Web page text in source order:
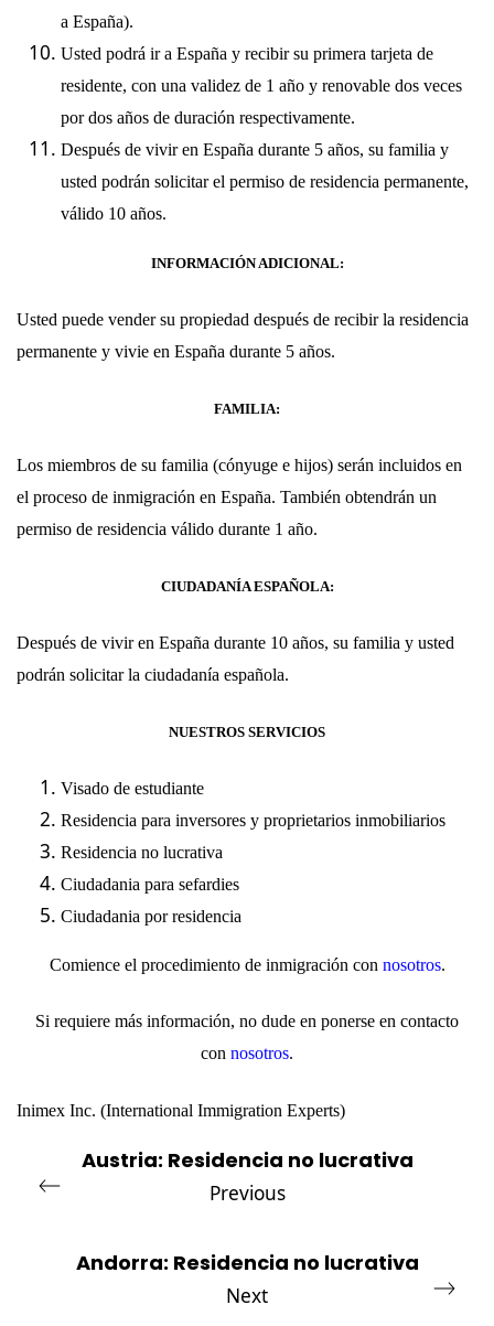
a España).
Usted podrá ir a España y recibir su primera tarjeta de
residente, con una validez de 1 año y renovable dos veces
por dos años de duración respectivamente.
Después de vivir en España durante 5 años, su familia y
usted podrán solicitar el permiso de residencia permanente,
válido 10 años.
INFORMACIÓN ADICIONAL:
Usted puede vender su propiedad después de recibir la residencia
permanente y vivie en España durante 5 años.
FAMILIA:
Los miembros de su familia (cónyuge e hijos) serán incluidos en
el proceso de inmigración en España. También obtendrán un
permiso de residencia válido durante 1 año.
CIUDADANÍA ESPAÑOLA:
Después de vivir en España durante 10 años, su familia y usted
podrán solicitar la ciudadanía española.
NUESTROS SERVICIOS
Visado de estudiante
Residencia para inversores y proprietarios inmobiliarios
Residencia no lucrativa
Ciudadania para sefardies
Ciudadania por residencia
Comience el procedimiento de inmigración con nosotros.
Si requiere más información, no dude en ponerse en contacto
con nosotros.
Inimex Inc. (International Immigration Experts)
Austria: Residencia no lucrativa
Previous
Andorra: Residencia no lucrativa
Next